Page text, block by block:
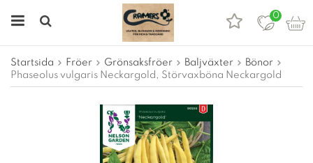
0
Startsida Fröer Grönsaksfröer Baljväxter
Bönor
Phaseolus vulgaris Neckargold, Störvaxböna Neckargold